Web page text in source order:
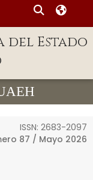
del Estado
ISSN: 2683-2097
87 / Mayo 2026